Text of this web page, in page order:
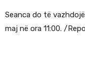
Seanca do të
maj në ora 11:00. /